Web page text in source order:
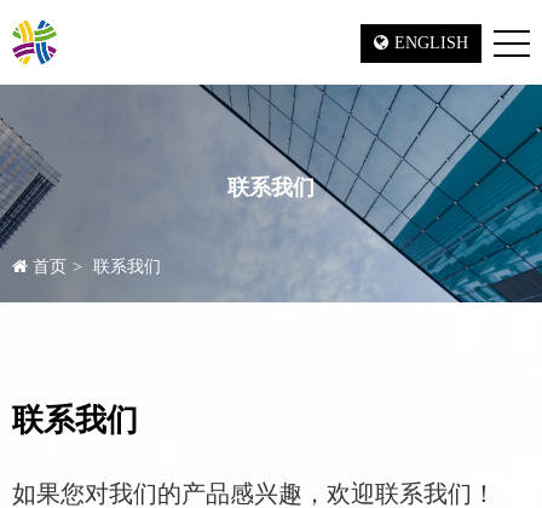
ENGLISH
联系我们
首页 联系我们
联系我们
如果您对我们的产品感兴趣，欢迎联系我们！